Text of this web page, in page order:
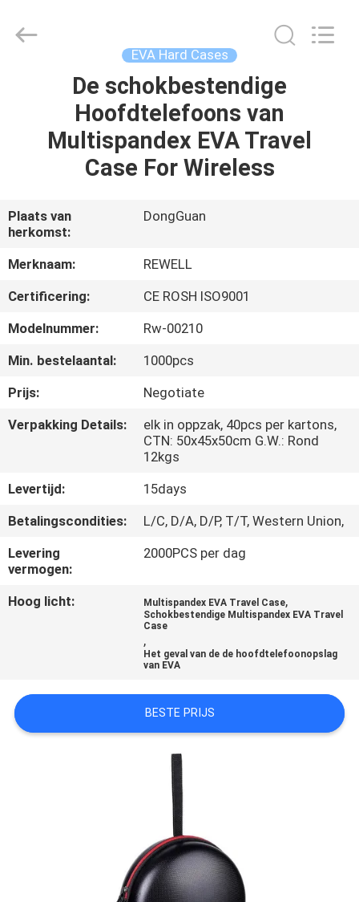
PRODUCTEN
ONS
FABRIEKSREIS
KWALITEITSCONTROLE
SITEMAP
PRIVACY
Rights
EVA Hard Cases
De schokbestendige
Hoofdtelefoons van
Multispandex EVA Travel
Case For Wireless
Plaats van
herkomst:
DongGuan
Merknaam:
REWELL
Certificering:
CE ROSH ISO9001
Modelnummer:
Rw-00210
Min. bestelaantal:
1000pcs
Prijs:
Negotiate
Verpakking Details:
elk in oppzak, 40pcs per kartons,
CTN: 50x45x50cm G.W.: Rond
12kgs
Levertijd:
15days
Betalingscondities:
L/C, D/A, D/P, T/T, Western Union,
Levering
vermogen:
2000PCS per dag
Hoog licht: Multispandex EVA Travel Case,
Schokbestendige Multispandex EVA Travel
Case
,
Het geval van de de hoofdtelefoonopslag
van EVA
BESTE PRIJS